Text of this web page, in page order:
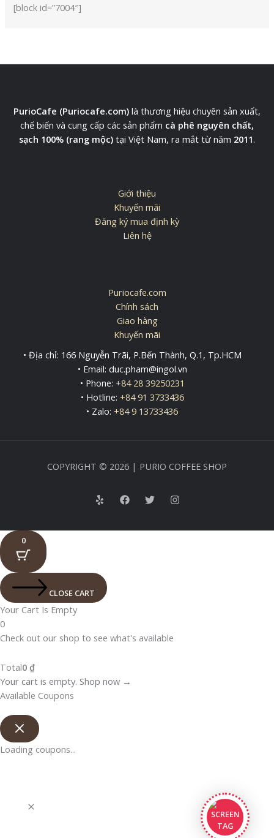
[block id=”7004″]
PurioCafe (Puriocafe.com) là thương hiệu chuyên sản xuất,
chế biến và cung cấp các sản phẩm cà phê nguyên chất,
sạch 100% (rang mộc) tại Việt Nam, ra mắt từ năm 2011.
Giới thiệu
Khuyến mãi
Đăng ký mua định kỳ
Liên hệ
Puriocafe.com
Chính sách
Giao hàng
Khuyến mãi
• Địa chỉ: 166 Nguyễn Trãi, P.Bến Thành, Q.1, Tp.HCM
• Email: duc.pham@ingol.vn
• Phone: +84 28 39250231
• Hotline: +84 91 3733436
• Zalo: +84 9 13733436
COPYRIGHT © 2026 | PURIO COFFEE SHOP
0
CLOSE CART
Your Cart Is Empty
0
Check out our shop to see what's available
Total0 ₫
Your cart is empty. Shop now →
Available Coupons
Loading coupons...